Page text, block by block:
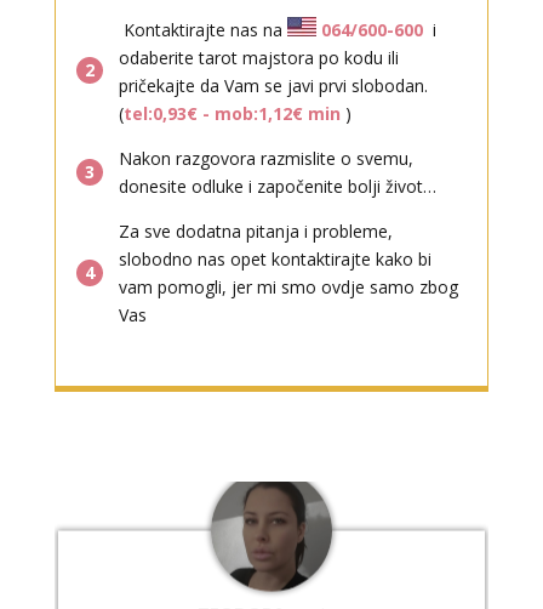
2
Kontaktirajte nas na 064/600-600 i
odaberite tarot majstora po kodu ili
pričekajte da Vam se javi prvi slobodan.
(tel:0,93€ - mob:1,12€ min )
3
Nakon razgovora razmislite o svemu,
donesite odluke i započenite bolji život…
4
Za sve dodatna pitanja i probleme,
slobodno nas opet kontaktirajte kako bi
vam pomogli, jer mi smo ovdje samo zbog
Vas
ELA
TEHNIKE: astrologija, tarot, numerološki tarot, visak, feng
shui numerologija, anđeoski brojevi, tumačenje snova,
rune, kristali, reiki, terapija bojama, anđeoske karte,
tel:0,93€ - mob:1,12€ min
TEODORA/ Kod 29